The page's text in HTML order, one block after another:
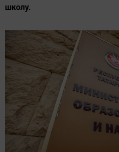
школу.